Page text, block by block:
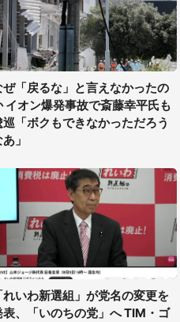
ぜ「戻るな」と言えなかったの
イオン爆発事故で斎藤幸平氏も
巡「ボクもできなかっただろう
」
れいわ新選組」が党名の変更を
表、「いのちの党」へ TIM・ゴ